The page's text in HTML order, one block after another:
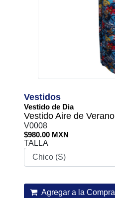
Vestidos
Vestido de Dia
Vestido Aire de Verano
V0008
$980.00 MXN
TALLA
Agregar a la Compra